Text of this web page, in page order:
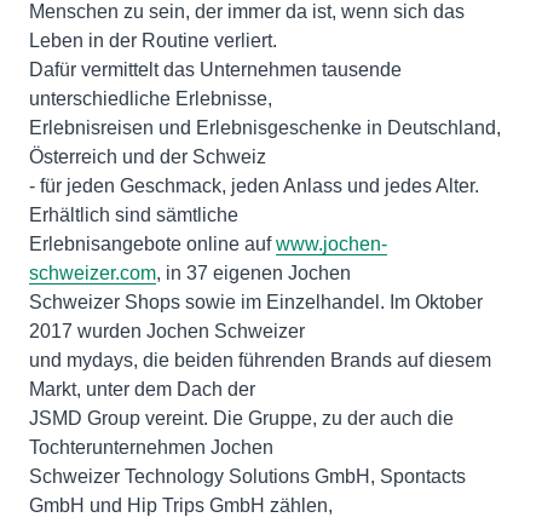
Menschen zu sein, der immer da ist, wenn sich das
Leben in der Routine verliert.
Dafür vermittelt das Unternehmen tausende
unterschiedliche Erlebnisse,
Erlebnisreisen und Erlebnisgeschenke in Deutschland,
Österreich und der Schweiz
- für jeden Geschmack, jeden Anlass und jedes Alter.
Erhältlich sind sämtliche
Erlebnisangebote online aufwww.jochen-
schweizer.com, in 37 eigenen Jochen
Schweizer Shops sowie im Einzelhandel. Im Oktober
2017 wurden Jochen Schweizer
und mydays, die beiden führenden Brands auf diesem
Markt, unter dem Dach der
JSMD Group vereint. Die Gruppe, zu der auch die
Tochterunternehmen Jochen
Schweizer Technology Solutions GmbH, Spontacts
GmbH und Hip Trips GmbH zählen,